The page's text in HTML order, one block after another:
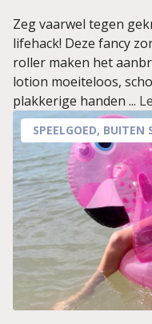
Zeg vaarwel tegen
lifehack! Deze fancy
roller maken het
lotion moeiteloos,
plakkerige handen ...
SPEELGOED, BUITEN